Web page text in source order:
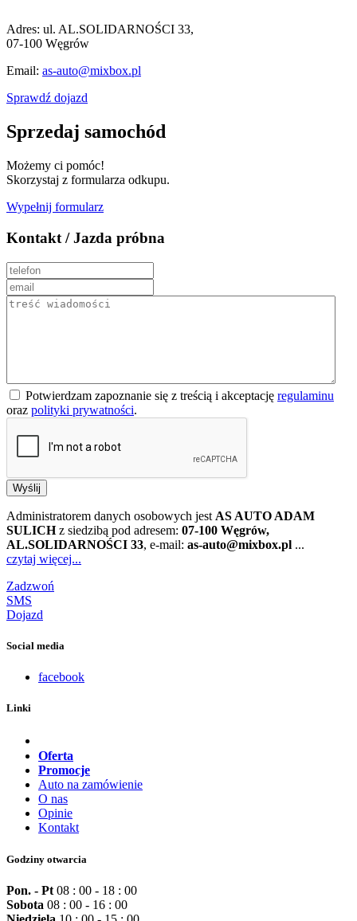
Adres: ul. AL.SOLIDARNOŚCI 33,
07-100 Węgrów
Email: as-auto@mixbox.pl
Sprawdź dojazd
Sprzedaj samochód
Możemy ci pomóc!
Skorzystaj z formularza odkupu.
Wypełnij formularz
Kontakt / Jazda próbna
Potwierdzam zapoznanie się z treścią i akceptację regulaminu
oraz polityki prywatności.
Wyślij
Administratorem danych osobowych jest AS AUTO ADAM
SULICHz siedzibą pod adresem: 07-100 Węgrów,
AL.SOLIDARNOŚCI 33, e-mail: as-auto@mixbox.pl ...
czytaj więcej...
Zadzwoń
SMS
Dojazd
Social media
facebook
Linki
Oferta
Promocje
Auto na zamówienie
O nas
Opinie
Kontakt
Godziny otwarcia
Pon. - Pt 08 : 00 - 18 : 00
Sobota 08 : 00 - 16 : 00